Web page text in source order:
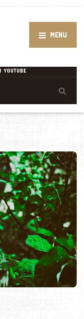
MENU
YOUTUBE